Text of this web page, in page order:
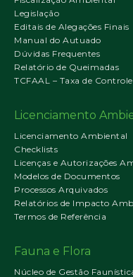
Legislação
Editais de Alegações Finais
Manual do Autuado
Dúvidas Frequentes
Relatório de Queimadas
TCFAAL – Taxa de
Licenciamento
Licenciamento Ambiental
Checklists
Licenças e Autorizações
Modelos de Documentos
Processos Arquivados
Relatórios de Impacto
Termos de Referência
Fauna e Flora
Núcleo de Gestão